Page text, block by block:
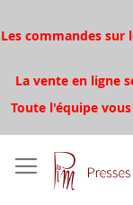
Les commandes
La vente en ligne
Toute l'équipe